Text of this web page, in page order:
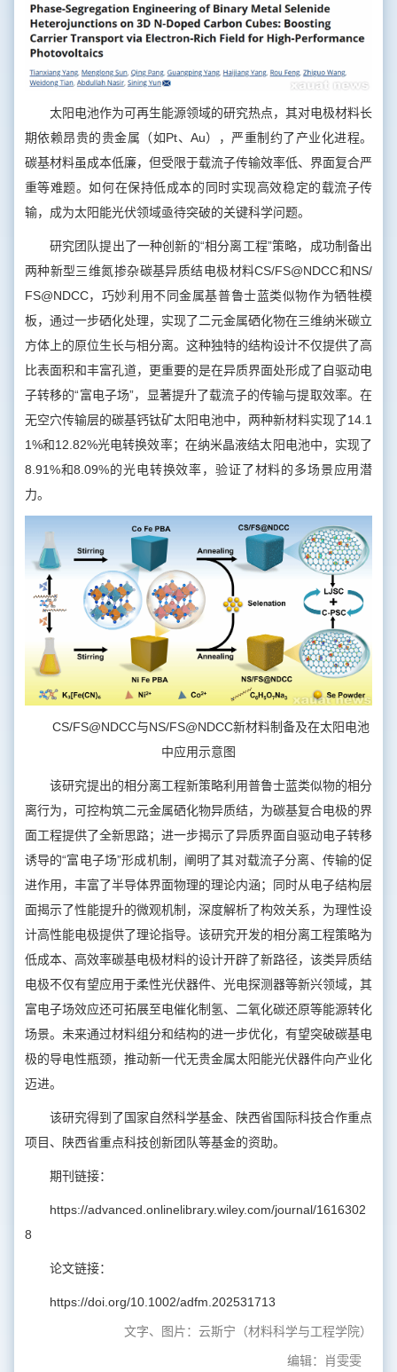
太阳电池作为可再生能源领域的研究热点，其对电极材料长
期依赖昂贵的贵金属（如Pt、Au），严重制约了产业化进程。
碳基材料虽成本低廉，但受限于载流子传输效率低、界面复合严
重等难题。如何在保持低成本的同时实现高效稳定的载流子传
输，成为太阳能光伏领域亟待突破的关键科学问题。
研究团队提出了一种创新的“相分离工程”策略，成功制备出
两种新型三维氮掺杂碳基异质结电极材料CS/FS@NDCC和NS/
FS@NDCC，巧妙利用不同金属基普鲁士蓝类似物作为牺牲模
板，通过一步硒化处理，实现了二元金属硒化物在三维纳米碳立
方体上的原位生长与相分离。这种独特的结构设计不仅提供了高
比表面积和丰富孔道，更重要的是在异质界面处形成了自驱动电
子转移的“富电子场”，显著提升了载流子的传输与提取效率。在
无空穴传输层的碳基钙钛矿太阳电池中，两种新材料实现了14.1
1%和12.82%光电转换效率；在纳米晶液结太阳电池中，实现了
8.91%和8.09%的光电转换效率，验证了材料的多场景应用潜
力。
CS/FS@NDCC与NS/FS@NDCC新材料制备及在太阳电池
中应用示意图
该研究提出的相分离工程新策略利用普鲁士蓝类似物的相分
离行为，可控构筑二元金属硒化物异质结，为碳基复合电极的界
面工程提供了全新思路；进一步揭示了异质界面自驱动电子转移
诱导的“富电子场”形成机制，阐明了其对载流子分离、传输的促
进作用，丰富了半导体界面物理的理论内涵；同时从电子结构层
面揭示了性能提升的微观机制，深度解析了构效关系，为理性设
计高性能电极提供了理论指导。该研究开发的相分离工程策略为
低成本、高效率碳基电极材料的设计开辟了新路径，该类异质结
电极不仅有望应用于柔性光伏器件、光电探测器等新兴领域，其
富电子场效应还可拓展至电催化制氢、二氧化碳还原等能源转化
场景。未来通过材料组分和结构的进一步优化，有望突破碳基电
极的导电性瓶颈，推动新一代无贵金属太阳能光伏器件向产业化
迈进。
该研究得到了国家自然科学基金、陕西省国际科技合作重点
项目、陕西省重点科技创新团队等基金的资助。
期刊链接：
https://advanced.onlinelibrary.wiley.com/journal/1616302
8
论文链接：
https://doi.org/10.1002/adfm.202531713
文字、图片：云斯宁（材料科学与工程学院）
编辑：肖雯雯